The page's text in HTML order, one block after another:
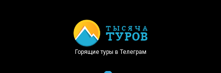
Горящие туры в Телеграм